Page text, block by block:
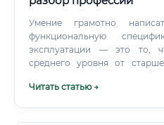
Умение грамотно
функциональную
эксплуатации — это то,
среднего уровня от
Английский язык: Большинство технической
Читать статью →